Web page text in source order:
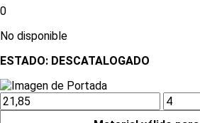
0
No disponible
ESTADO: DESCATALOGADO